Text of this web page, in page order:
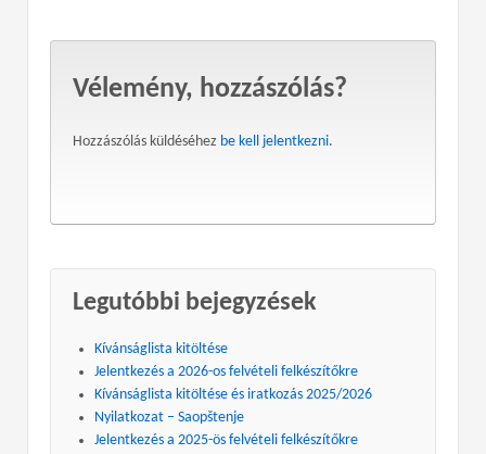
Vélemény, hozzászólás?
Hozzászólás küldéséhez be kell jelentkezni.
Legutóbbi bejegyzések
Kívánságlista kitöltése
Jelentkezés a 2026-os felvételi felkészítőkre
Kívánságlista kitöltése és iratkozás 2025/2026
Nyilatkozat – Saopštenje
Jelentkezés a 2025-ös felvételi felkészítőkre